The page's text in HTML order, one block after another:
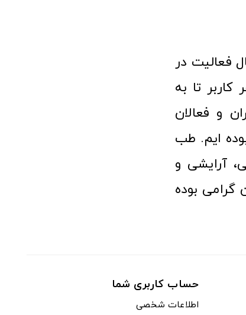
تجهیزات پزشکی طب تولید با افتخار نزدیک به ۱۰ سال فعالیت در
مورد اعتماد بیش از ۱۲۰ هزار نفر کاربر تا به
و فعالان
ایم. طب
آرایشی و
بوده
حساب کاربری شما
اطلاعات شخصی